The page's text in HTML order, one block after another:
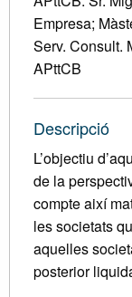
Empresa;
Serv. Consult.
APttCB
Descripció
L’objectiu
de la
compte així
les societats
aquelles
posterior